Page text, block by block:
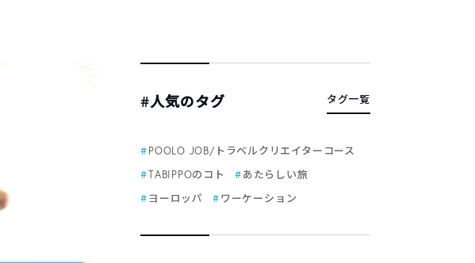
#人気のタグ タグ一覧
POOLO JOB/トラベルクリエイターコース
TABIPPOのコト
あたらしい旅
ヨーロッパ
ワーケーション